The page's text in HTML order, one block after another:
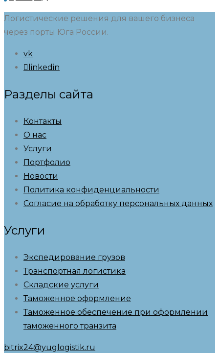
Логистические решения для вашего бизнеса
через порты Юга России.
vk
linkedin
Разделы сайта
Контакты
О нас
Услуги
Портфолио
Новости
Политика конфиденциальности
Согласие на обработку персональных данных
Услуги
Экспедирование грузов
Транспортная логистика
Складские услуги
Таможенное оформление
Таможенное обеспечение при оформлении
таможенного транзита
bitrix24@yuglogistik.ru